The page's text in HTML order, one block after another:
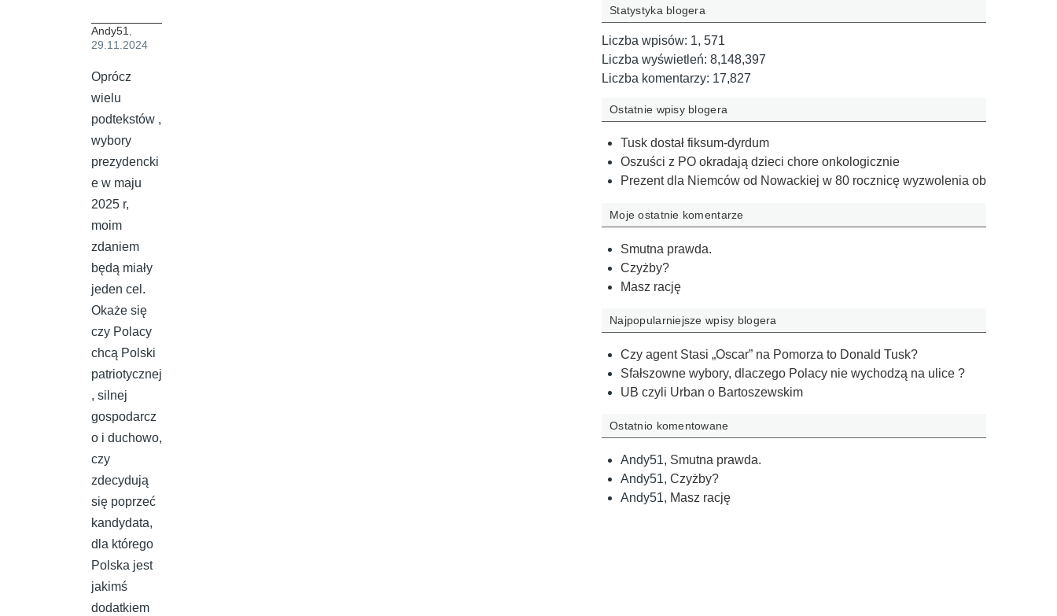
Andy51,
29.11.2024
Oprócz
wielu
podtekstów ,
wybory
prezydencki
e w maju
2025 r,
moim
zdaniem
będą miały
jeden cel.
Okaże się
czy Polacy
chcą Polski
patriotycznej
, silnej
gospodarcz
o i duchowo,
czy
zdecydują
się poprzeć
kandydata,
dla którego
Polska jest
jakimś
dodatkiem
Statystyka blogera
Liczba wpisów: 1, 571
Liczba wyświetleń: 8,148,397
Liczba komentarzy: 17,827
Ostatnie wpisy blogera
Tusk dostał fiksum-dyrdum
Oszuści z PO okradają dzieci chore onkologicznie
Prezent dla Niemców od Nowackiej w 80 rocznicę wyzwolenia ob
Moje ostatnie komentarze
Smutna prawda.
Czyżby?
Masz rację
Najpopularniejsze wpisy blogera
​Czy agent Stasi „Oscar” na Pomorza to Donald Tusk?
Sfałszowne wybory, dlaczego Polacy nie wychodzą na ulice ?
​UB czyli Urban o Bartoszewskim
Ostatnio komentowane
Andy51, Smutna prawda.
Andy51, Czyżby?
Andy51, Masz rację